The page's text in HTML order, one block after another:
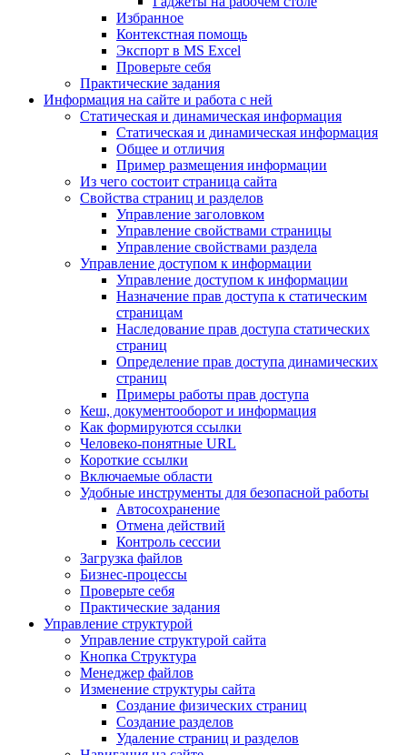
Избранное
Контекстная помощь
Экспорт в MS Excel
Проверьте себя
Практические задания
Информация на сайте и работа с ней
Статическая и динамическая информация
Статическая и динамическая информация
Общее и отличия
Пример размещения информации
Из чего состоит страница сайта
Свойства страниц и разделов
Управление заголовком
Управление свойствами страницы
Управление свойствами раздела
Управление доступом к информации
Управление доступом к информации
Назначение прав доступа к статическим
страницам
Наследование прав доступа статических
страниц
Определение прав доступа динамических
страниц
Примеры работы прав доступа
Кеш, документооборот и информация
Как формируются ссылки
Человеко-понятные URL
Короткие ссылки
Включаемые области
Удобные инструменты для безопасной работы
Автосохранение
Отмена действий
Контроль сессии
Загрузка файлов
Бизнес-процессы
Проверьте себя
Практические задания
Управление структурой
Управление структурой сайта
Кнопка Структура
Менеджер файлов
Изменение структуры сайта
Создание физических страниц
Создание разделов
Удаление страниц и разделов